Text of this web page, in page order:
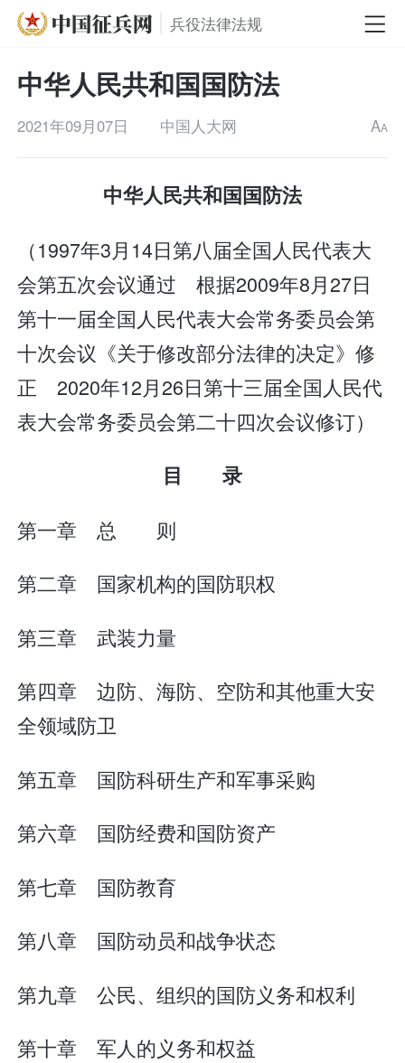
兵役法律法规
中华人民共和国国防法
2021年09月07日 中国人大网 AA
中华人民共和国国防法
（1997年3月14日第八届全国人民代表大
会第五次会议通过 根据2009年8月27日
第十一届全国人民代表大会常务委员会第
十次会议《关于修改部分法律的决定》修
正 2020年12月26日第十三届全国人民代
表大会常务委员会第二十四次会议修订）
目 录
第一章 总 则
第二章 国家机构的国防职权
第三章 武装力量
第四章 边防、海防、空防和其他重大安
全领域防卫
第五章 国防科研生产和军事采购
第六章 国防经费和国防资产
第七章 国防教育
第八章 国防动员和战争状态
第九章 公民、组织的国防义务和权利
第十章 军人的义务和权益